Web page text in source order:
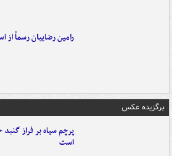
رامین رضاییان رسماً از
برگزیده عکس
پرچم سیاه بر فراز
است